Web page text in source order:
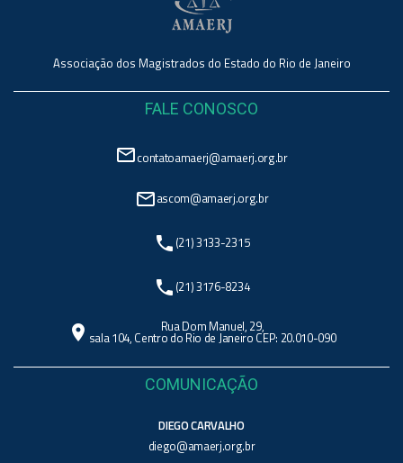
Associação dos Magistrados do Estado do Rio de Janeiro
FALE CONOSCO
mail_outlinecontatoamaerj@amaerj.org.br
mail_outlineascom@amaerj.org.br
phone (21) 3133-2315
phone (21) 3176-8234
location_on Rua Dom Manuel, 29,
sala 104, Centro do Rio de Janeiro CEP: 20.010-090
COMUNICAÇÃO
DIEGO CARVALHO
diego@amaerj.org.br